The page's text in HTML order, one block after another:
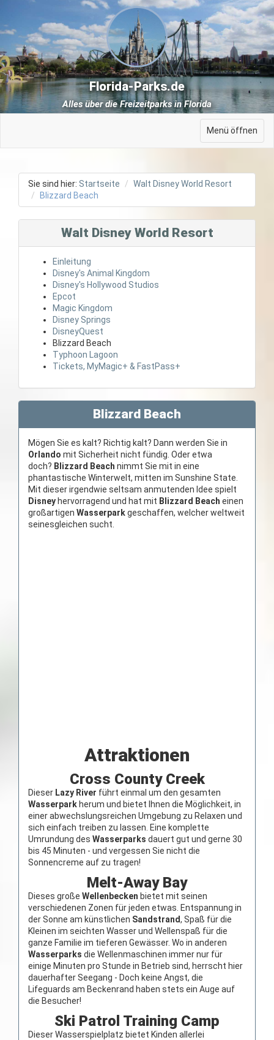
Florida-Parks.de
Alles über die Freizeitparks in Florida
Menü öffnen
Sie sind hier: Startseite
Walt Disney World Resort
Blizzard Beach
Walt Disney World Resort
Einleitung
Disney's Animal Kingdom
Disney's Hollywood Studios
Epcot
Magic Kingdom
Disney Springs
DisneyQuest
Blizzard Beach
Typhoon Lagoon
Tickets, MyMagic+ & FastPass+
Blizzard Beach
Mögen Sie es kalt? Richtig kalt? Dann werden Sie in
Orlando mit Sicherheit nicht fündig. Oder etwa
doch? Blizzard Beach nimmt Sie mit in eine
phantastische Winterwelt, mitten im Sunshine State.
Mit dieser irgendwie seltsam anmutenden Idee spielt
Disney hervorragend und hat mit Blizzard Beach einen
großartigen Wasserparkgeschaffen, welcher weltweit
seinesgleichen sucht.
Attraktionen
Cross County Creek
Dieser Lazy River führt einmal um den gesamten
Wasserpark herum und bietet Ihnen die Möglichkeit, in
einer abwechslungsreichen Umgebung zu Relaxen und
sich einfach treiben zu lassen. Eine komplette
Umrundung des Wasserparks dauert gut und gerne 30
bis 45 Minuten - und vergessen Sie nicht die
Sonnencreme auf zu tragen!
Melt-Away Bay
Dieses große Wellenbecken bietet mit seinen
verschiedenen Zonen für jeden etwas. Entspannung in
der Sonne am künstlichen Sandstrand, Spaß für die
Kleinen im seichten Wasser und Wellenspaß für die
ganze Familie im tieferen Gewässer. Wo in anderen
Wasserparks die Wellenmaschinen immer nur für
einige Minuten pro Stunde in Betrieb sind, herrscht hier
dauerhafter Seegang - Doch keine Angst, die
Lifeguards am Beckenrand haben stets ein Auge auf
die Besucher!
Ski Patrol Training Camp
Dieser Wasserspielplatz bietet Kinden allerlei